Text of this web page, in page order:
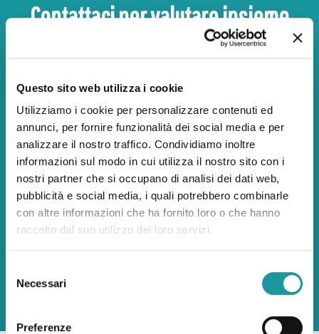
Questo sito web utilizza i cookie
Utilizziamo i cookie per personalizzare contenuti ed
annunci, per fornire funzionalità dei social media e per
analizzare il nostro traffico. Condividiamo inoltre
informazioni sul modo in cui utilizza il nostro sito con i
nostri partner che si occupano di analisi dei dati web,
pubblicità e social media, i quali potrebbero combinarle
con altre informazioni che ha fornito loro o che hanno
raccolto dal suo utilizzo dei loro servizi.
delNecessari
Preferenze
Contattaci per valutare insieme
come offrire e valorizzare il tuo
contributo
Giada Oliva
giada.oliva@ageop.org
342 3682896
Marialaura Di Donna
marialaura.didonna@ageop.org